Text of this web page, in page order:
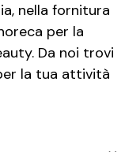
nella fornitura
per la
Da noi trovi
la tua attività